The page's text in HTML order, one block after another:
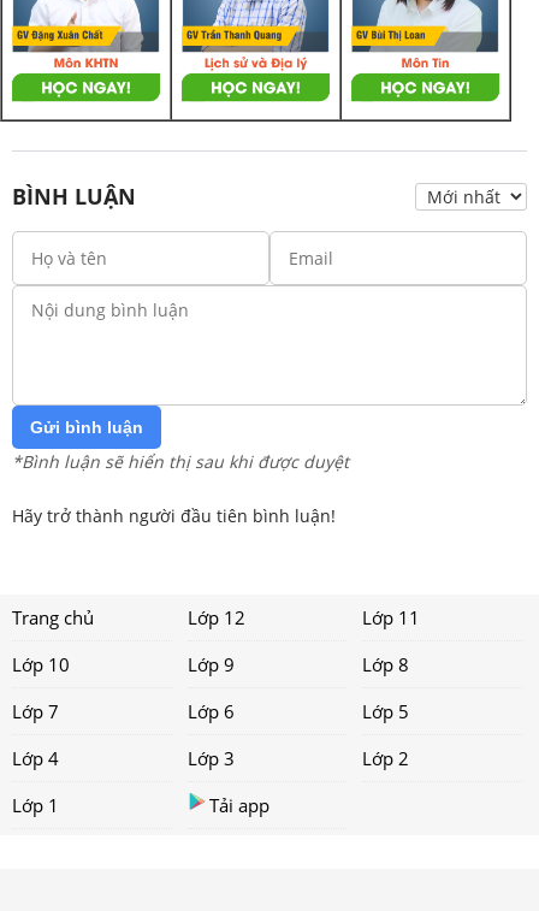
BÌNH LUẬN
Gửi bình luận
*Bình luận sẽ hiển thị sau khi được duyệt
Hãy trở thành người đầu tiên bình luận!
Trang chủ Lớp 12
Lớp 11
Lớp 10
Lớp 9
Lớp 8
Lớp 7
Lớp 6
Lớp 5
Lớp 4
Lớp 3
Lớp 2
Lớp 1
Tải app